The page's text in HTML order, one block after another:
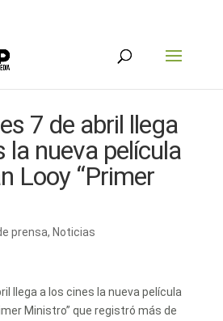
7 de abril llega
la nueva película
Looy “Primer
prensa, Noticias
llega a los cines la nueva película
Ministro” que registró más de